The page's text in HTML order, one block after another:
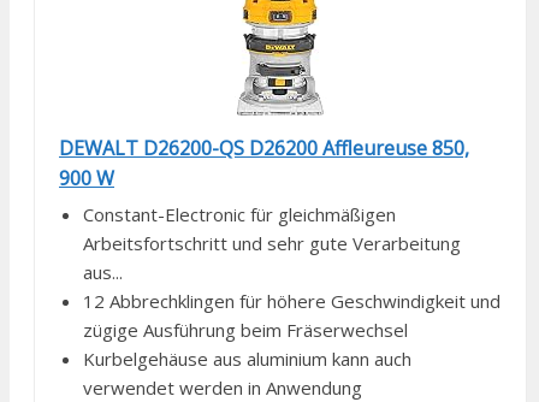
DEWALT D26200-QS D26200 Affleureuse 850,
900 W
Constant-Electronic für gleichmäßigen
Arbeitsfortschritt und sehr gute Verarbeitung
aus...
12 Abbrechklingen für höhere Geschwindigkeit und
zügige Ausführung beim Fräserwechsel
Kurbelgehäuse aus aluminium kann auch
verwendet werden in Anwendung